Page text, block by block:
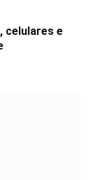
celulares e